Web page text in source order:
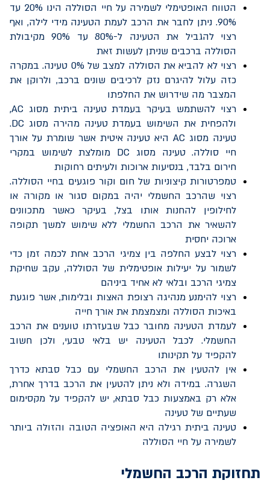
הטווח האופטימלי לשמירה על חיי הסוללה הינו 20% עד
90%. ניתן לחבר את הרכב לעמת הטעינה מידי לילה, ואף
רצוי להגביל את הטעינה ל-80% עד 90% מקיבולת
הסוללה ברכבים שניתן לעשות זאת
רצוי לא להביא את הסוללה למצב של 0% טעינה. במקרה
כזה עלול להיגרם נזק לרכיבים שונים ברכב, ולרוקן את
המצבר מה שידרוש את החלפתו
רצוי להשתמש בעיקר בעמדת טעינה ביתית מסוג AC
,
ולהפחית את השימוש בעמדת טעינה מהירה מסוג DC
.
טעינה מסוג ACהיא טעינה איטית אשר שומרת על אורך
חיי סוללה. טעינה מסוג DC מומלצת לשימוש במקרי
חירום בלבד, בנסיעות ארוכות ולעיתים רחוקות
טמפרטורות קיצוניות של חום וקור פוגעים בחיי הסוללה.
רצוי שהרכב החשמלי יהיה במקום סגור או מקורה או
לחילופין להחנות אותו בצל, בעיקר כאשר מתכוונים
להשאיר את הרכב החשמלי ללא שימוש למשך תקופה
ארוכה יחסית
רצוי לבצע החלפה בין צמיגי הרכב אחת לכמה זמן כדי
לשמור על יעילות אופטימלית של הסוללה, עקב שחיקת
צמיגי הרכב ובלאי לא אחיד ביניהם
רצוי להימנע מנהיגה רצופת האצות ובלימות, אשר פוגעת
באיכות הסוללה ומצמצמת את אורך חייה
לעמדת הטעינה מחובר כבל שבעזרתו טוענים את הרכב
החשמלי. לכבל הטעינה יש בלאי טבעי, ולכן חשוב
להקפיד על תקינותו
אין להטעין את הרכב החשמלי עם כבל סבתא כדרך
השגרה. במידה ולא ניתן להטעין את הרכב בדרך אחרת,
אלא רק באמצעות כבל סבתא, יש להקפיד על מקסימום
שעתיים של טעינה
טעינה ביתית רגילה היא האופציה הטובה והזולה ביותר
לשמירה על חיי הסוללה
תחזוקת הרכב החשמלי